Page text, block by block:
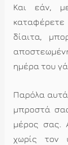
Και εάν,
δίαιτα,
ημέρα του
Παρόλα
μπροστά
μέρος σας.
χωρίς τον